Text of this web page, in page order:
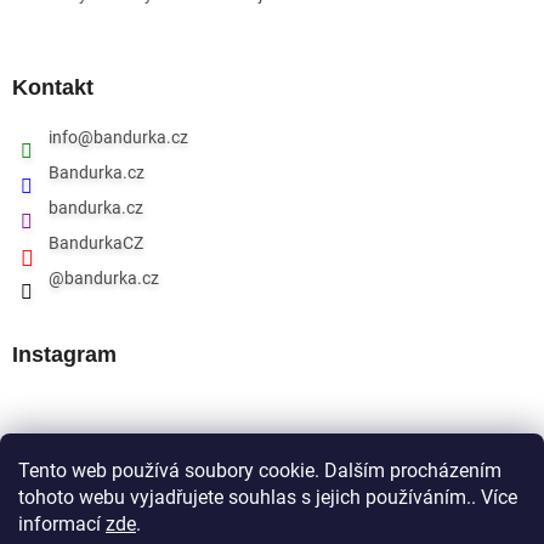
Tento web používá soubory cookie. Dalším procházením
tohoto webu vyjadřujete souhlas s jejich používáním.. Více
informací zde.
Kontakt
info@bandurka.cz
Bandurka.cz
bandurka.cz
BandurkaCZ
@bandurka.cz
Instagram